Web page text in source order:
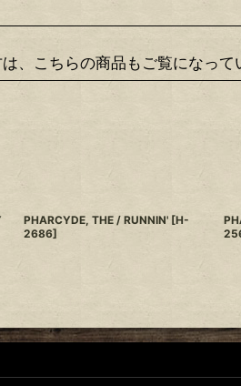
、こちらの商品もご覧になって
PHARCYDE, THE / RUNNIN' [H-
2686]